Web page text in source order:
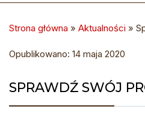
Strona główna » Aktualności »
Opublikowano: 14 maja 2020
SPRAWDŹ SWÓJ